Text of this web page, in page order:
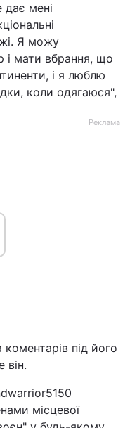
мені
Я можу
і мати вбрання, що
і я люблю
коли одягаюся",
Реклама
під його
він.
місцевої